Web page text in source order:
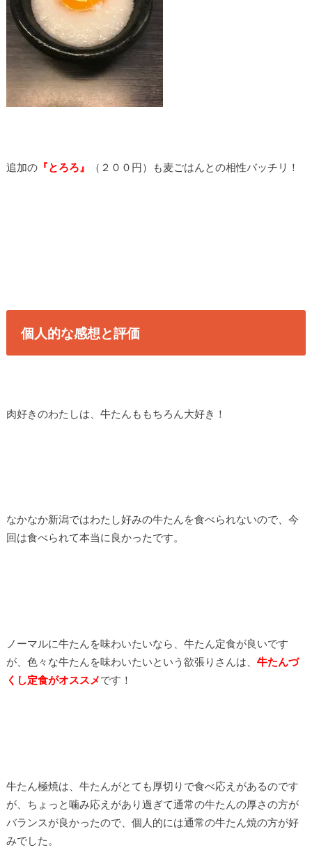
追加の『とろろ』 （２００円）も麦ごはんとの相性バッチリ！
個人的な感想と評価
肉好きのわたしは、牛たんももちろん大好き！
なかなか新潟ではわたし好みの牛たんを食べられないので、今
回は食べられて本当に良かったです。
ノーマルに牛たんを味わいたいなら、牛たん定食が良いです
が、色々な牛たんを味わいたいという欲張りさんは、 牛たんづ
くし定食がオススメです！
牛たん極焼は、牛たんがとても厚切りで食べ応えがあるのです
が、ちょっと噛み応えがあり過ぎて通常の牛たんの厚さの方が
バランスが良かったので、個人的には通常の牛たん焼の方が好
みでした。